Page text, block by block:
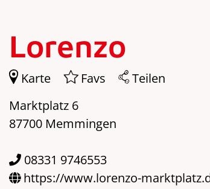
Lorenzo
Karte Favs
Teilen
Marktplatz 6
87700 Memmingen
08331 9746553
https://www.lorenzo-